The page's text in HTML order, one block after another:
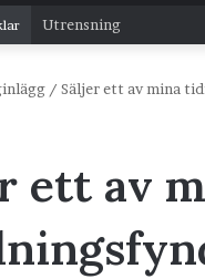
Utrensning
/ Säljer ett av mina
ett av